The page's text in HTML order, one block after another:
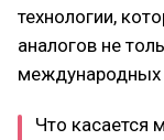
технологии,
аналогов не
международных
Что касается